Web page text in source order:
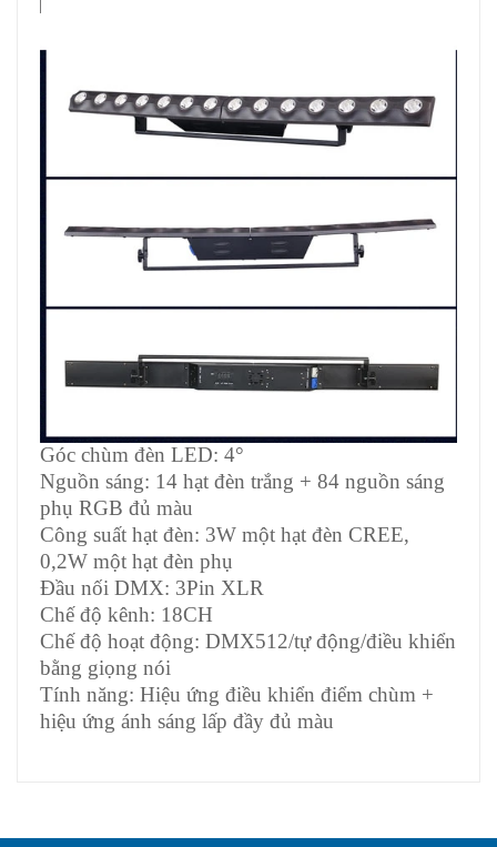
Góc chùm đèn LED: 4°
Nguồn sáng: 14 hạt đèn trắng + 84 nguồn sáng
phụ RGB đủ màu
Công suất hạt đèn: 3W một hạt đèn CREE,
0,2W một hạt đèn phụ
Đầu nối DMX: 3Pin XLR
Chế độ kênh: 18CH
Chế độ hoạt động: DMX512/tự động/điều khiển
bằng giọng nói
Tính năng: Hiệu ứng điều khiển điểm chùm +
hiệu ứng ánh sáng lấp đầy đủ màu